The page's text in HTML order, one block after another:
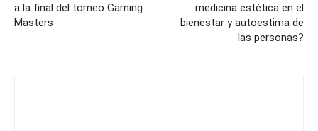
a la final del torneo Gaming
Masters
medicina estética en el
bienestar y autoestima de
las personas?